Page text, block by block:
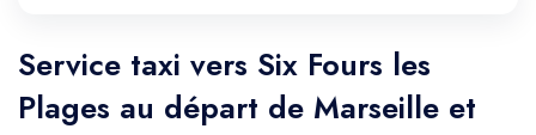
Service taxi vers Six Fours les
Plages au départ de Marseille et